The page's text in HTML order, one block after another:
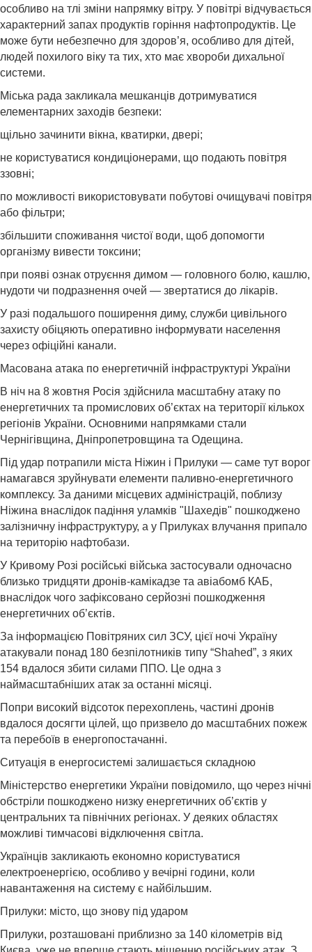
особливо на тлі зміни напрямку вітру. У повітрі відчувається
характерний запах продуктів горіння нафтопродуктів. Це
може бути небезпечно для здоров’я, особливо для дітей,
людей похилого віку та тих, хто має хвороби дихальної
системи.
Міська рада закликала мешканців дотримуватися
елементарних заходів безпеки:
щільно зачинити вікна, кватирки, двері;
не користуватися кондиціонерами, що подають повітря
ззовні;
по можливості використовувати побутові очищувачі повітря
або фільтри;
збільшити споживання чистої води, щоб допомогти
організму вивести токсини;
при появі ознак отруєння димом — головного болю, кашлю,
нудоти чи подразнення очей — звертатися до лікарів.
У разі подальшого поширення диму, служби цивільного
захисту обіцяють оперативно інформувати населення
через офіційні канали.
Масована атака по енергетичній інфраструктурі України
В ніч на 8 жовтня Росія здійснила масштабну атаку по
енергетичних та промислових об’єктах на території кількох
регіонів України. Основними напрямками стали
Чернігівщина, Дніпропетровщина та Одещина.
Під удар потрапили міста Ніжин і Прилуки — саме тут ворог
намагався зруйнувати елементи паливно-енергетичного
комплексу. За даними місцевих адміністрацій, поблизу
Ніжина внаслідок падіння уламків "Шахедів" пошкоджено
залізничну інфраструктуру, а у Прилуках влучання припало
на територію нафтобази.
У Кривому Розі російські війська застосували одночасно
близько тридцяти дронів-камікадзе та авіабомб КАБ,
внаслідок чого зафіксовано серйозні пошкодження
енергетичних об’єктів.
За інформацією Повітряних сил ЗСУ, цієї ночі Україну
атакували понад 180 безпілотників типу “Shahed”, з яких
154 вдалося збити силами ППО. Це одна з
наймасштабніших атак за останні місяці.
Попри високий відсоток перехоплень, частині дронів
вдалося досягти цілей, що призвело до масштабних пожеж
та перебоїв в енергопостачанні.
Ситуація в енергосистемі залишається складною
Міністерство енергетики України повідомило, що через нічні
обстріли пошкоджено низку енергетичних об’єктів у
центральних та північних регіонах. У деяких областях
можливі тимчасові відключення світла.
Українців закликають економно користуватися
електроенергією, особливо у вечірні години, коли
навантаження на систему є найбільшим.
Прилуки: місто, що знову під ударом
Прилуки, розташовані приблизно за 140 кілометрів від